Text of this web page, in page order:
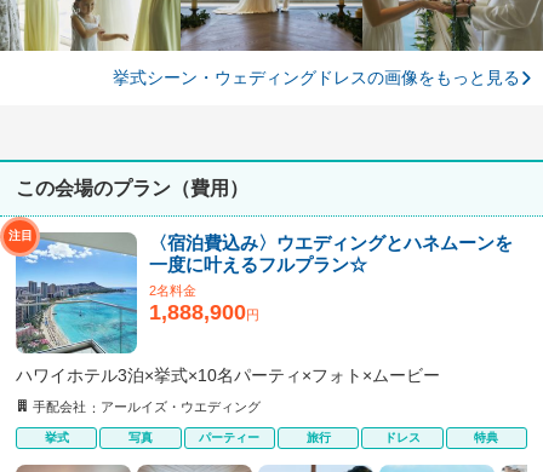
挙式シーン・ウェディングドレスの画像をもっと見る
この会場のプラン（費用）
〈宿泊費込み〉ウエディングとハネムーンを
一度に叶えるフルプラン☆
2名料金
1,888,900円
ハワイホテル3泊×挙式×10名パーティ×フォト×ムービー
手配会社 アールイズ・ウエディング
挙式 写真 パーティー 旅行 ドレス 特典